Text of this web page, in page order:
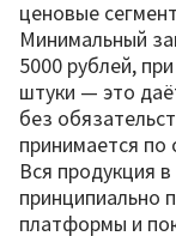
ценовые
Минимальный
5000 рублей,
штуки — это
без
принимается по
Вся продукция
принципиально
платформы и